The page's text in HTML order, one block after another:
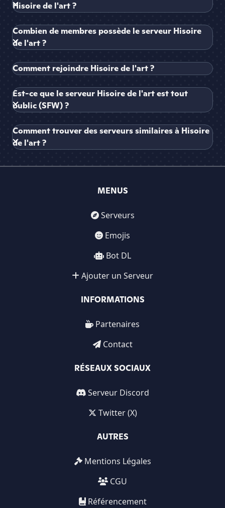
Hisoire de l'art ?
Combien de membres possède le serveur Hisoire
de l'art ?
Comment rejoindre Hisoire de l'art ?
Est-ce que le serveur Hisoire de l'art est tout
public (SFW) ?
Comment trouver des serveurs similaires à Hisoire
de l'art ?
MENUS
Serveurs
Emojis
Bot DL
Ajouter un Serveur
INFORMATIONS
Partenaires
Contact
RÉSEAUX SOCIAUX
Serveur Discord
Twitter (X)
AUTRES
Mentions Légales
CGU
Référencement